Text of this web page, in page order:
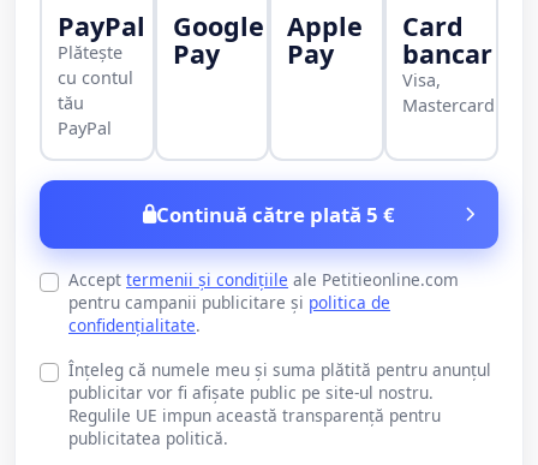
PayPal
Plătește
cu contul
tău
PayPal
Google
Pay
Apple
Pay
Card
bancar
Visa,
Mastercard
Continuă către plată 5 €
Accept termenii și condițiile ale Petitieonline.com
pentru campanii publicitare și politica de
confidențialitate.
Înțeleg că numele meu și suma plătită pentru anunțul
publicitar vor fi afișate public pe site-ul nostru.
Regulile UE impun această transparență pentru
publicitatea politică.